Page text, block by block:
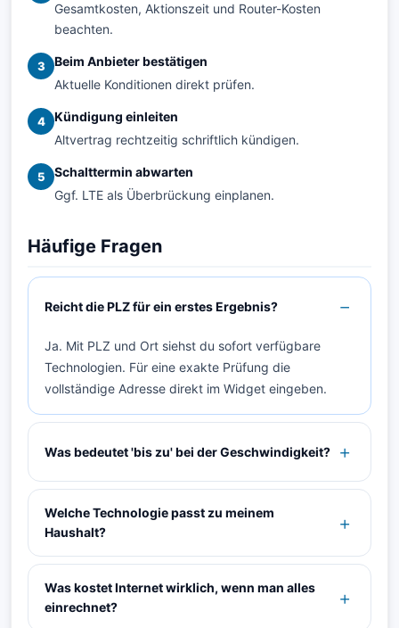
Gesamtkosten, Aktionszeit und Router-Kosten
beachten.
3
Beim Anbieter bestätigen
Aktuelle Konditionen direkt prüfen.
4
Kündigung einleiten
Altvertrag rechtzeitig schriftlich kündigen.
5
Schalttermin abwarten
Ggf. LTE als Überbrückung einplanen.
Häufige Fragen
Reicht die PLZ für ein erstes Ergebnis?
Ja. Mit PLZ und Ort siehst du sofort verfügbare
Technologien. Für eine exakte Prüfung die
vollständige Adresse direkt im Widget eingeben.
Was bedeutet 'bis zu' bei der Geschwindigkeit?
Welche Technologie passt zu meinem
Haushalt?
Was kostet Internet wirklich, wenn man alles
einrechnet?